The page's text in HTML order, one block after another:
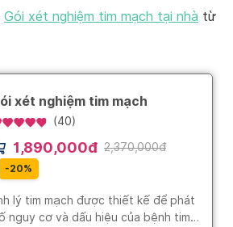
Gói xét nghiệm tim mạch tại nhà từ